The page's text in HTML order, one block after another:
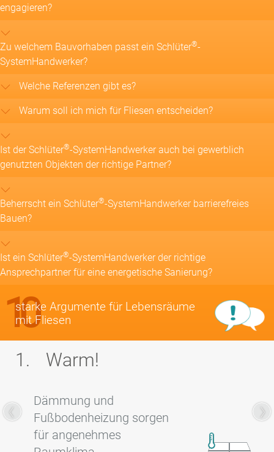
engagieren?
Zu welchem Bauvorhaben passt ein Schlüter®-
SystemHandwerker?
Welche Referenzen gibt es?
Warum soll ich mich für Fliesen entscheiden?
Ist der Schlüter®-SystemHandwerker auch bei gewerblich
genutzten Objekten der richtige Partner?
Beherrscht ein Schlüter®-SystemHandwerker barrierefreies
Bauen?
Ist ein Schlüter®-SystemHandwerker der richtige
Ansprechpartner für eine energetische Sanierung?
10
starke Argumente für Lebensräume
mit Fliesen
1. Warm!
Dämmung und
Fußbodenheizung sorgen
für angenehmes